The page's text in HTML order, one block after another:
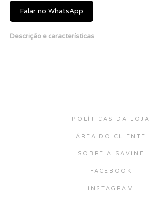
Falar no WhatsApp
Descrição e características
POLÍTICAS DA LOJA
ÁREA DO CLIENTE
SOBRE A SAVINE
FACEBOOK
INSTAGRAM